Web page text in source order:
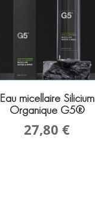
Eau micellaire Silicium
Organique G5®
27,80€